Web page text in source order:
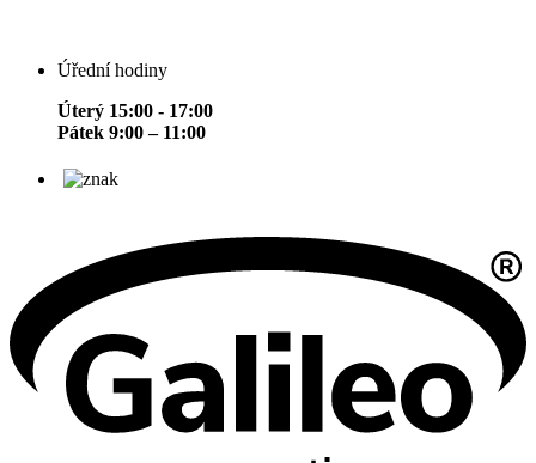
Úřední hodiny
Úterý 15:00 - 17:00
Pátek 9:00 – 11:00